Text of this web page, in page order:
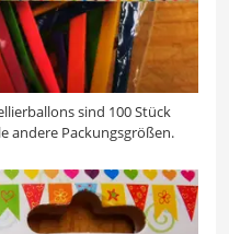
sind 100 Stück
andere Packungsgrößen.